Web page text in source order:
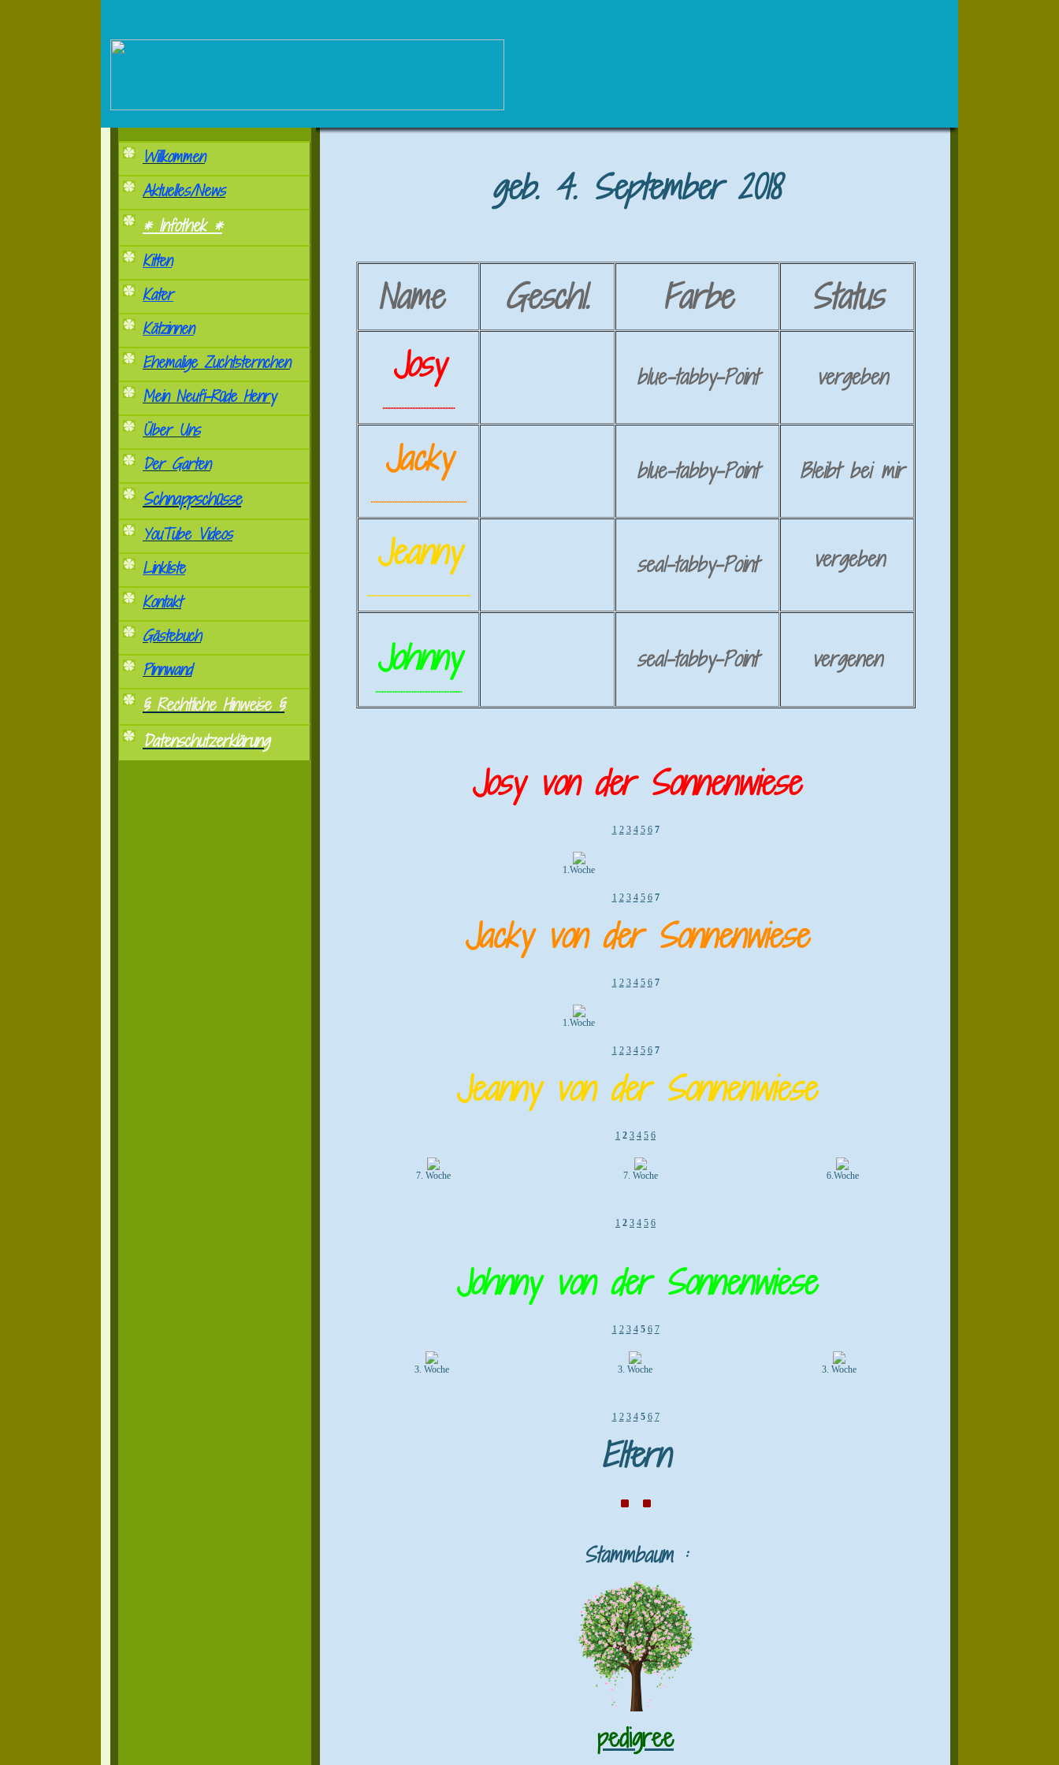
Willkommen
Aktuelles/News
* Infothek *
Kitten
Kater
Kätzinnen
Ehemalige Zuchtsternchen
Mein Neufi-Rüde Henry
Über Uns
Der Garten
Schnappschüsse
YouTube Videos
Linkliste
Kontakt
Gästebuch
Pinnwand
§ Rechtliche Hinweise §
Datenschutzerklärung
geb. 4. September 2018
Name Geschl. Farbe
Status
Josy
..............................................
blue-tabby-Point vergeben
Jacky
.............................................................
blue-tabby-Point Bleibt bei mir
Jeanny
..................................................................
seal-tabby-Point vergeben
Johnny
.......................................................
seal-tabby-Point vergenen
Josy von der Sonnenwiese
1 2 3 4 5 6 7
1.Woche
1 2 3 4 5 6 7
Jacky von der Sonnenwiese
1 2 3 4 5 6 7
1.Woche
1 2 3 4 5 6 7
Jeanny von der Sonnenwiese
1 2 3 4 5 6
7. Woche 7. Woche 6.Woche
1 2 3 4 5 6
Johnny von der Sonnenwiese
1 2 3 4 5 6 7
3. Woche 3. Woche 3. Woche
1 2 3 4 5 6 7
Eltern
Stammbaum :
pedigree